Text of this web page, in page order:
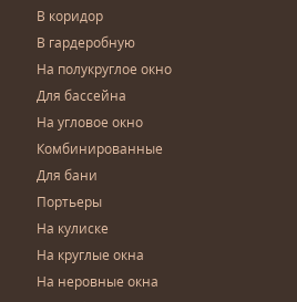
В коридор
В гардеробную
На полукруглое окно
Для бассейна
На угловое окно
Комбинированные
Для бани
Портьеры
На кулиске
На круглые окна
На неровные окна